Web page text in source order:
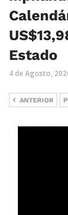
Estado
4 de Agosto,
ANTERIOR